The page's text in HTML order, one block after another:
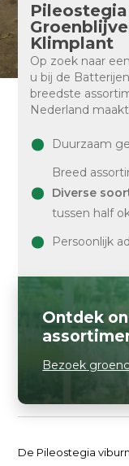
Klimplant
Op zoek naar
u bij de
breedste
Nederland
Duurzaam
Breed
Diverse
tussen half
Persoonlijk
Ontdek
Bezoek
De Pileostegia